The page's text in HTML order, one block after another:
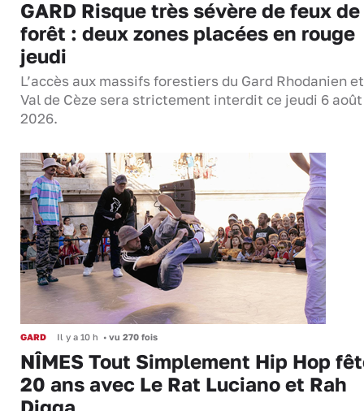
GARD Risque très sévère de feux de
forêt : deux zones placées en rouge
jeudi
L’accès aux massifs forestiers du Gard Rhodanien
Val de Cèze sera strictement interdit ce jeudi 6 août
2026.
GARD Il y a 10 h • vu 270 fois
NÎMES Tout Simplement Hip Hop
20 ans avec Le Rat Luciano et Rah